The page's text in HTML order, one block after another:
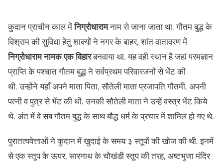
कुदान प्राचीन काल मेंनिग्रोधारामनाम से जाना जाता था. गौतम बुद्ध के
विश्राम की सुविधा हेतु शाक्यों ने नगर के बाहर, शांत वातावरण में
निग्रोधाराम नामक एक विहारबनवाया था. यह वही स्थान है जहां परमज्ञान
प्राप्ति के पश्चात गौतम बुद्ध ने सर्वप्रथम परिवारजनों से भेंट की
थी. उन्होंने यहाँ अपने माता पिता, सौतेली माता प्रजापति गौतमी, अपनी
पत्नी व पुत्र से भेंट की थी. उनकी सौतेली माता ने उन्हें वस्त्र भेंट किये
थे. अंत में वे सब गौतम बुद्ध के साथ बौद्ध धर्म के प्रचार में शामिल हो गए थे.
पुरातत्ववेत्ताओं ने कुदान में खुदाई के समय ३ स्तूपों की खोज की थी. इनमें
से एक स्तूप के ऊपर, सारनाथ के चौखंडी स्तूप की तरह, अष्टभुजा मंदिर